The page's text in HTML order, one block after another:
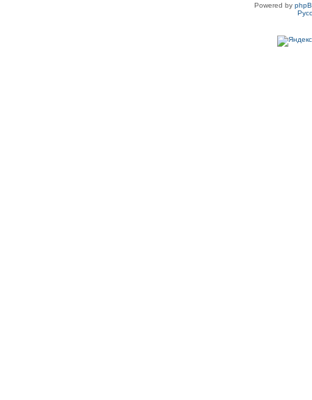
Powered by